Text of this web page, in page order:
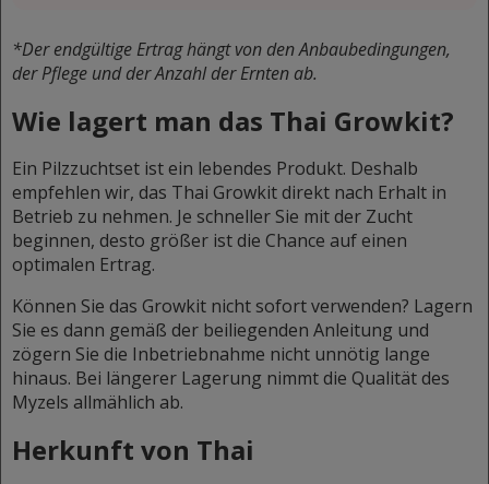
*Der endgültige Ertrag hängt von den Anbaubedingungen,
der Pflege und der Anzahl der Ernten ab.
Wie lagert man das Thai Growkit?
Ein Pilzzuchtset ist ein lebendes Produkt. Deshalb
empfehlen wir, das Thai Growkit direkt nach Erhalt in
Betrieb zu nehmen. Je schneller Sie mit der Zucht
beginnen, desto größer ist die Chance auf einen
optimalen Ertrag.
Können Sie das Growkit nicht sofort verwenden? Lagern
Sie es dann gemäß der beiliegenden Anleitung und
zögern Sie die Inbetriebnahme nicht unnötig lange
hinaus. Bei längerer Lagerung nimmt die Qualität des
Myzels allmählich ab.
Herkunft von Thai